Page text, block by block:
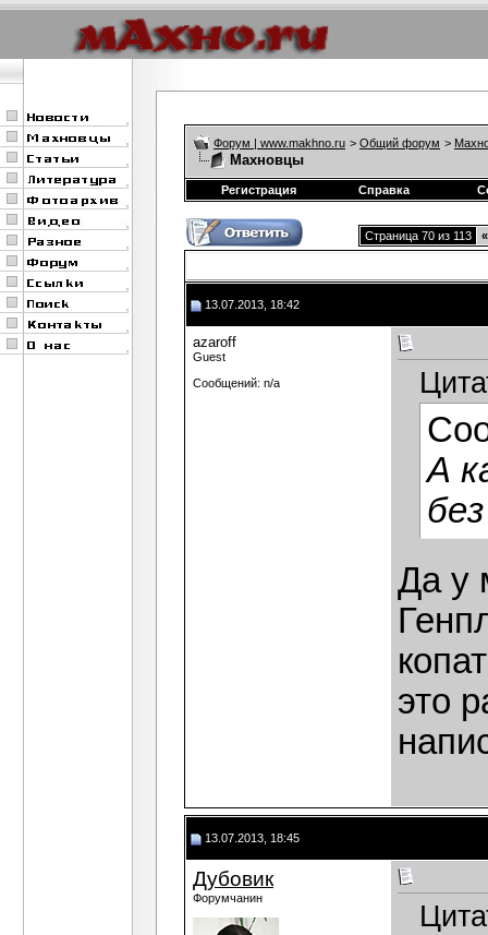
Форум | www.makhno.ru > Общий форум >
Махновцы
Регистрация Справка
Страница 70 из 113 «
13.07.2013, 18:42
azaroff
Guest
Сообщений: n/a
А
Да у
это
13.07.2013, 18:45
Дубовик
Форумчанин